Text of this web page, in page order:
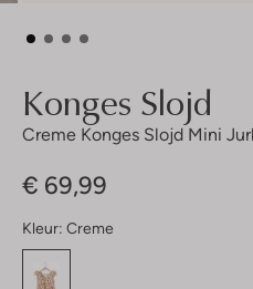
Konges Slojd
Creme Konges Slojd Mini
€ 69,99
Kleur: Creme